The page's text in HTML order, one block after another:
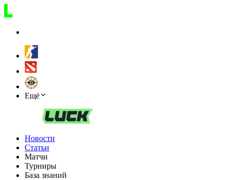
Ещё
Новости
Статьи
Матчи
Турниры
База знаний